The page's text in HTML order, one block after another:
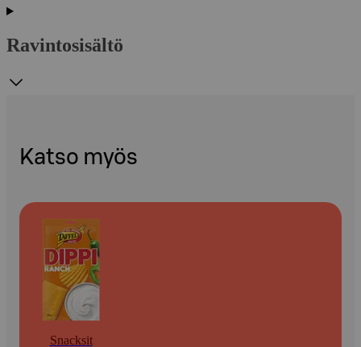
Ravintosisältö
Katso myös
Snacksit